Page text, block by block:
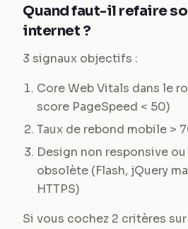
Quand faut-il refaire
internet ?
3 signaux objectifs :
Core Web Vitals dans le
score PageSpeed < 50)
Taux de rebond mobile >
Design non responsive
obsolète (Flash, jQuery
HTTPS)
Si vous cochez 2 critères